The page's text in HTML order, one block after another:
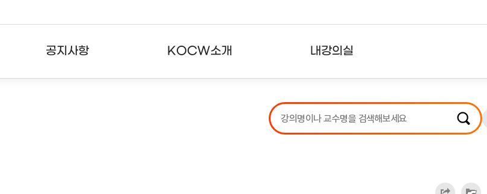
공지사항 KOCW소개 내강의실
강의리스트
수강확인증강의